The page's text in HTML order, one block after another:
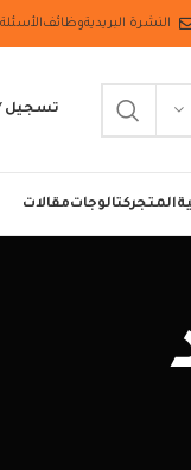
النشرة البريديةوظائف
تسجيل
المتجركتالوجاتمقالات